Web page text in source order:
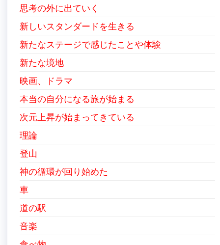
思考の外に出ていく
新しいスタンダードを生きる
新たなステージで感じたことや体験
新たな境地
映画、ドラマ
本当の自分になる旅が始まる
次元上昇が始まってきている
理論
登山
神の循環が回り始めた
車
道の駅
音楽